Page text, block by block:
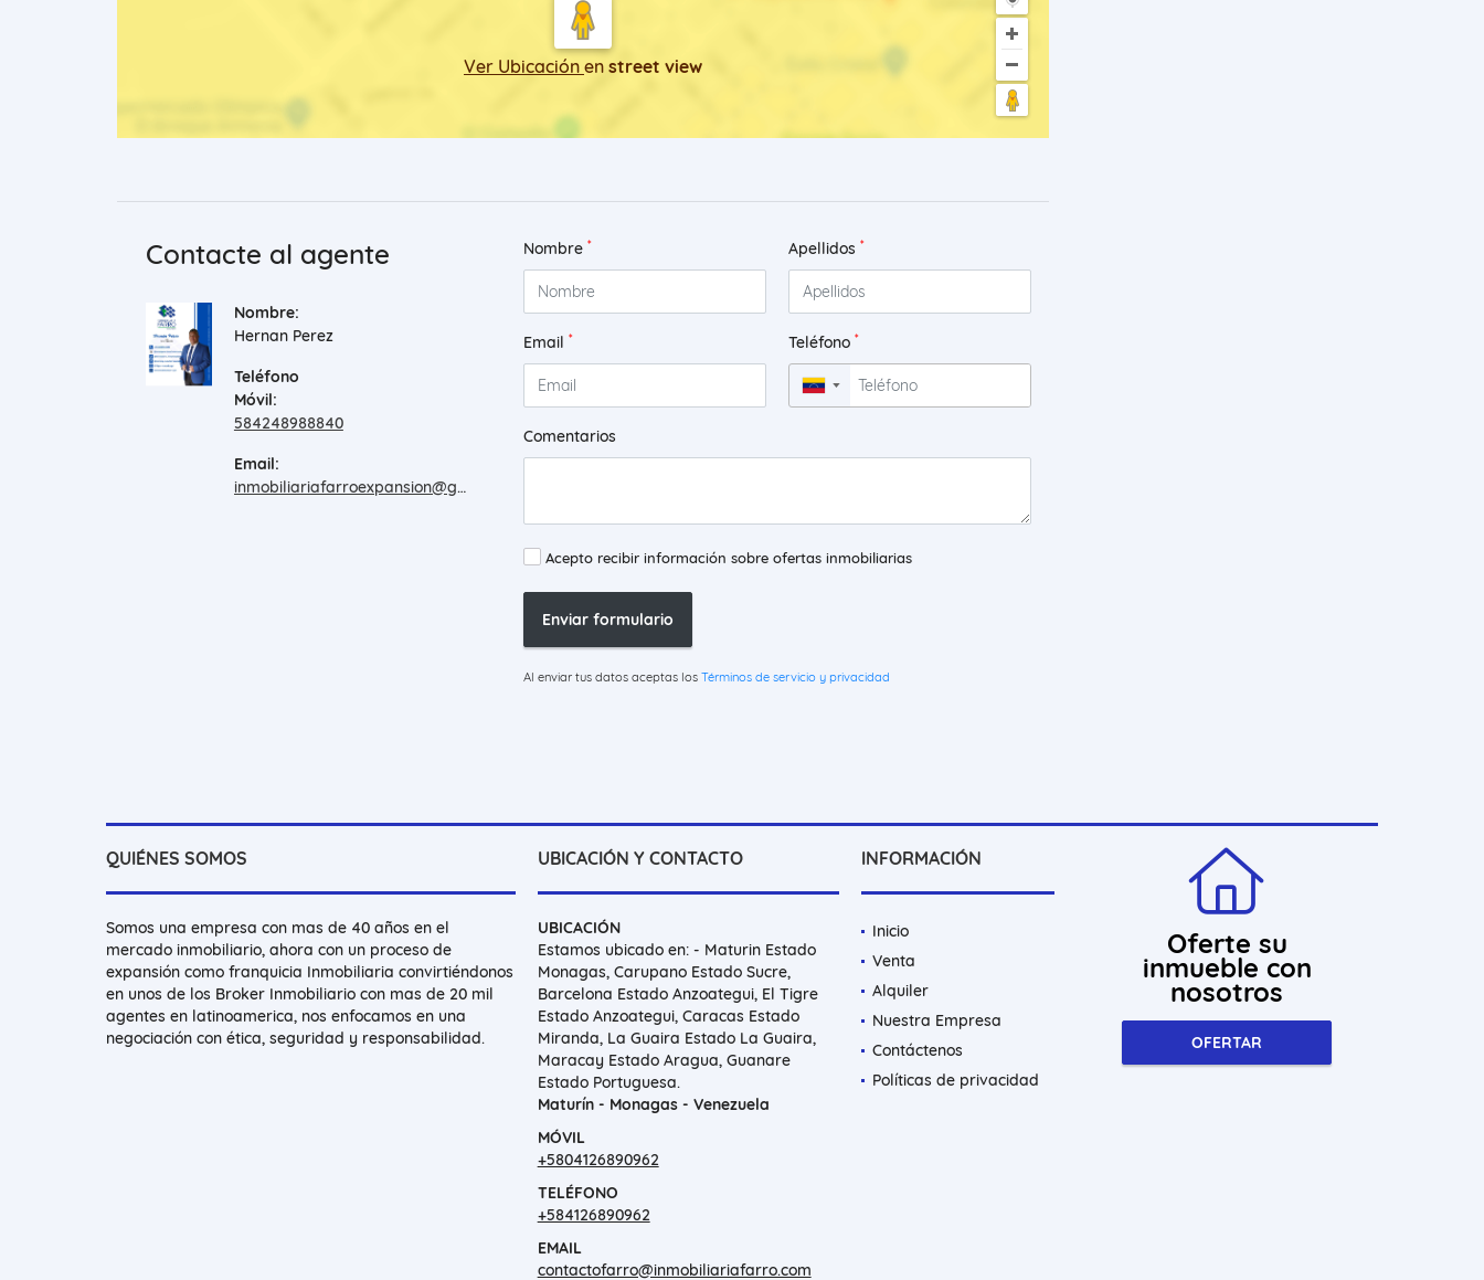
Ver Ubicación en street view
Contacte al agente
Nombre:
Hernan Perez
Teléfono
Móvil:
584248988840
Email:
inmobiliariafarroexpansion@gmail.com
Nombre * Apellidos *
Email * Teléfono *
▼
Comentarios
Acepto recibir información sobre ofertas inmobiliarias
Enviar formulario
Al enviar tus datos aceptas los Términos de servicio y privacidad
QUIÉNES SOMOS
Somos una empresa con mas de 40 años en el
mercado inmobiliario, ahora con un proceso de
expansión como franquicia Inmobiliaria convirtiéndonos
en unos de los Broker Inmobiliario con mas de 20 mil
agentes en latinoamerica, nos enfocamos en una
negociación con ética, seguridad y responsabilidad.
UBICACIÓN Y CONTACTO
UBICACIÓN
Estamos ubicado en: - Maturin Estado
Monagas, Carupano Estado Sucre,
Barcelona Estado Anzoategui, El Tigre
Estado Anzoategui, Caracas Estado
Miranda, La Guaira Estado La Guaira,
Maracay Estado Aragua, Guanare
Estado Portuguesa.
Maturín - Monagas - Venezuela
MÓVIL
+5804126890962
TELÉFONO
+584126890962
EMAIL
contactofarro@inmobiliariafarro.com
INFORMACIÓN
Inicio
Venta
Alquiler
Nuestra Empresa
Contáctenos
Políticas de privacidad
Oferte su
inmueble con
nosotros
OFERTAR